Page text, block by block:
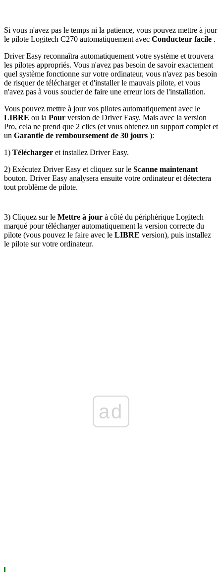
Si vous n'avez pas le temps ni la patience, vous pouvez mettre à jour
le pilote Logitech C270 automatiquement avec Conducteur facile .
Driver Easy reconnaîtra automatiquement votre système et trouvera
les pilotes appropriés. Vous n'avez pas besoin de savoir exactement
quel système fonctionne sur votre ordinateur, vous n'avez pas besoin
de risquer de télécharger et d'installer le mauvais pilote, et vous
n'avez pas à vous soucier de faire une erreur lors de l'installation.
Vous pouvez mettre à jour vos pilotes automatiquement avec le
LIBRE ou la Pour version de Driver Easy. Mais avec la version
Pro, cela ne prend que 2 clics (et vous obtenez un support complet et
un Garantie de remboursement de 30 jours ):
1) Télécharger et installez Driver Easy.
2) Exécutez Driver Easy et cliquez sur le Scanne maintenant
bouton. Driver Easy analysera ensuite votre ordinateur et détectera
tout problème de pilote.
3) Cliquez sur le Mettre à jour à côté du périphérique Logitech
marqué pour télécharger automatiquement la version correcte du
pilote (vous pouvez le faire avec le LIBRE version), puis installez
le pilote sur votre ordinateur.
ad